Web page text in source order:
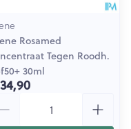
Rosamed
Tegen Roodh.
30ml